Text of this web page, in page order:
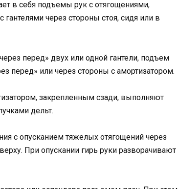
в себя подъемы рук с отягощениями,
через стороны стоя, сидя или в
перед» двух или одной гантели, подъем
перед» или через стороны с амортизатором.
закрепленным сзади, выполняют
дельт.
с опусканием тяжелых отягощений через
При опускании гирь руки разворачивают